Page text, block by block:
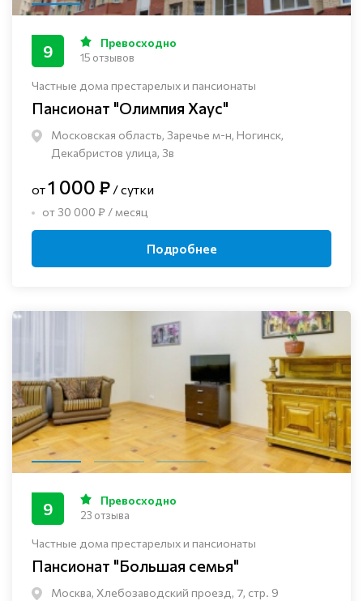
Частные дома престарелых и пансионаты
Пансионат "Олимпия Хаус"
Московская область, Заречье м-н, Ногинск, ​
Декабристов улица, 3в
9 Превосходно
15 отзывов
от1 000 ₽ / сутки
от 30 000 ₽ / месяц
Подробнее
Частные дома престарелых и пансионаты
Пансионат "Большая семья"
Москва, Хлебозаводский проезд, 7, стр. 9
9 Превосходно
23 отзыва